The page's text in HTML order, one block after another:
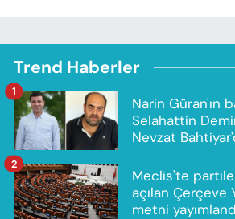
Trend Haberler
Narin Güran'ın
Selahattin
Nevzat
1
Meclis'te
açılan Çerçeve
metni
2